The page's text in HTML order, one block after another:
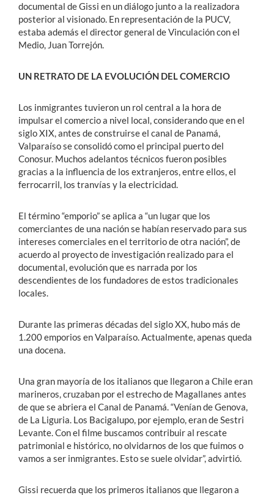
documental de Gissi en un diálogo junto a la realizadora
posterior al visionado. En representación de la PUCV,
estaba además el director general de Vinculación con el
Medio, Juan Torrejón.
UN RETRATO DE LA EVOLUCIÓN DEL COMERCIO
Los inmigrantes tuvieron un rol central a la hora de
impulsar el comercio a nivel local, considerando que en el
siglo XIX, antes de construirse el canal de Panamá,
Valparaíso se consolidó como el principal puerto del
Conosur. Muchos adelantos técnicos fueron posibles
gracias a la influencia de los extranjeros, entre ellos, el
ferrocarril, los tranvías y la electricidad.
El término “emporio” se aplica a “un lugar que los
comerciantes de una nación se habían reservado para sus
intereses comerciales en el territorio de otra nación”, de
acuerdo al proyecto de investigación realizado para el
documental, evolución que es narrada por los
descendientes de los fundadores de estos tradicionales
locales.
Durante las primeras décadas del siglo XX, hubo más de
1.200 emporios en Valparaíso. Actualmente, apenas queda
una docena.
Una gran mayoría de los italianos que llegaron a Chile eran
marineros, cruzaban por el estrecho de Magallanes antes
de que se abriera el Canal de Panamá. “Venían de Genova,
de La Liguria. Los Bacigalupo, por ejemplo, eran de Sestri
Levante. Con el filme buscamos contribuir al rescate
patrimonial e histórico, no olvidarnos de los que fuimos o
vamos a ser inmigrantes. Esto se suele olvidar”, advirtió.
Gissi recuerda que los primeros italianos que llegaron a